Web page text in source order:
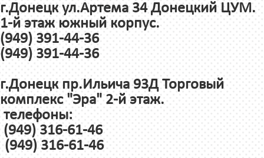
г.Донецк ул.Артема 34 Донецкий ЦУМ.
1-й этаж южный корпус.
(949) 391-44-36
(949) 391-44-36
г.Донецк пр.Ильича 93Д Торговый
комплекс "Эра" 2-й этаж.
телефоны:
(949) 316-61-46
(949) 316-61-46